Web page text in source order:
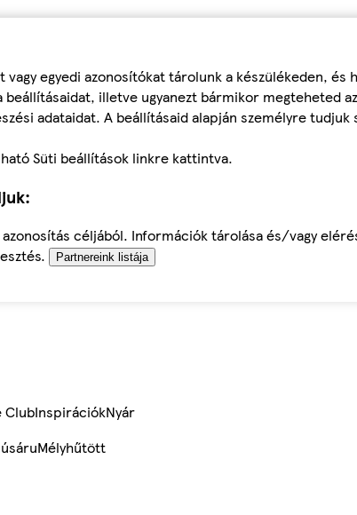
egyedi azonosítókat tárolunk a készülékeden, és
illetve ugyanezt bármikor megteheted az
adataidat. A beállításaid alapján személyre tudjuk
Süti beállítások linkre kattintva.
céljából. Információk tárolása és/vagy
Partnereink listája
ClubInspirációkNyár
Mélyhűtött